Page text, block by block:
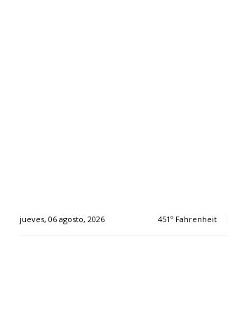
jueves, 06 agosto, 2026 451º Fahrenheit